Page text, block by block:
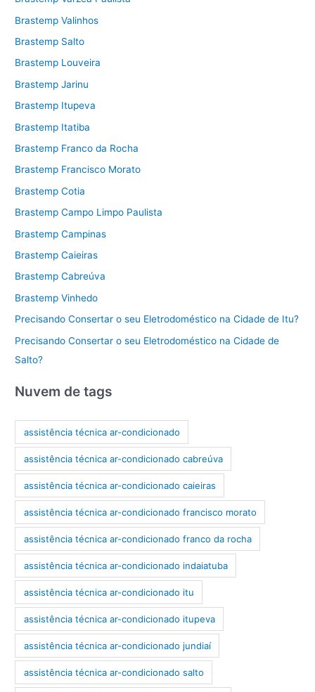
Brastemp Valinhos
Brastemp Salto
Brastemp Louveira
Brastemp Jarinu
Brastemp Itupeva
Brastemp Itatiba
Brastemp Franco da Rocha
Brastemp Francisco Morato
Brastemp Cotia
Brastemp Campo Limpo Paulista
Brastemp Campinas
Brastemp Caieiras
Brastemp Cabreúva
Brastemp Vinhedo
Precisando Consertar o seu Eletrodoméstico na Cidade de Itu?
Precisando Consertar o seu Eletrodoméstico na Cidade de
Salto?
Nuvem de tags
assistência técnica ar-condicionado
assistência técnica ar-condicionado cabreúva
assistência técnica ar-condicionado caieiras
assistência técnica ar-condicionado francisco morato
assistência técnica ar-condicionado franco da rocha
assistência técnica ar-condicionado indaiatuba
assistência técnica ar-condicionado itu
assistência técnica ar-condicionado itupeva
assistência técnica ar-condicionado jundiaí
assistência técnica ar-condicionado salto